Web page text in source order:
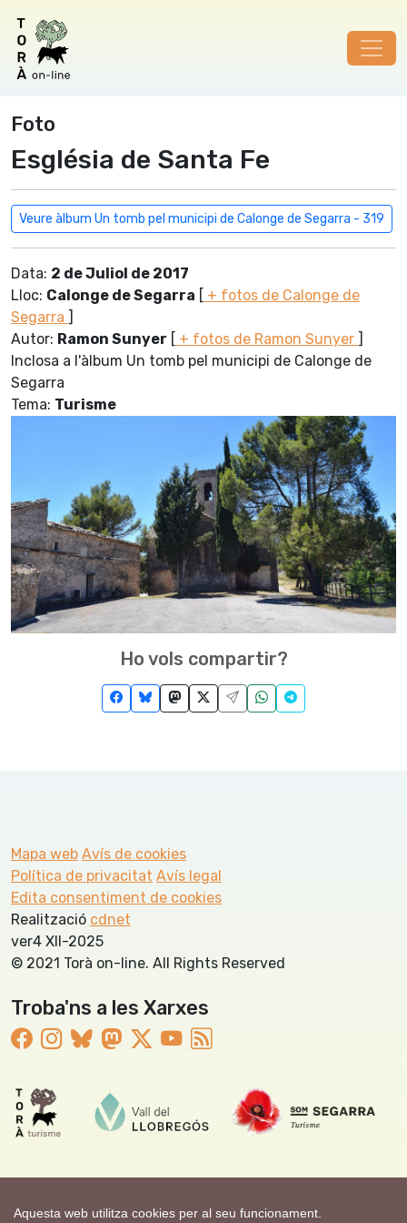
Aquesta web utilitza cookies per al seu funcionament.
Foto
Església de Santa Fe
Veure àlbum Un tomb pel municipi de Calonge de Segarra - 319
Data: 2 de Juliol de 2017
Lloc: Calonge de Segarra [ + fotos de Calonge de
Segarra ]
Autor: Ramon Sunyer [ + fotos de Ramon Sunyer ]
Inclosa a l'àlbum Un tomb pel municipi de Calonge de
Segarra
Tema: Turisme
Ho vols compartir?
Mapa web Avís de cookies
Política de privacitat Avís legal
Edita consentiment de cookies
Realització cdnet
ver4 XII-2025
© 2021 Torà on-line. All Rights Reserved
Troba'ns a les Xarxes